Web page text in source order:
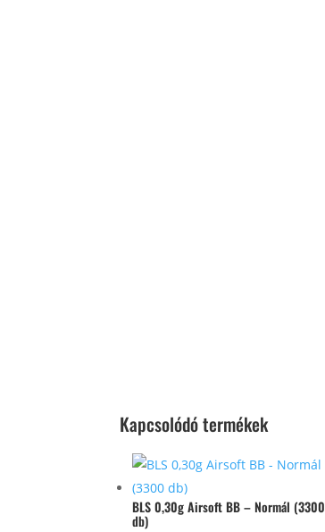
Kapcsolódó termékek
BLS 0,30g Airsoft BB – Normál (3300
db)